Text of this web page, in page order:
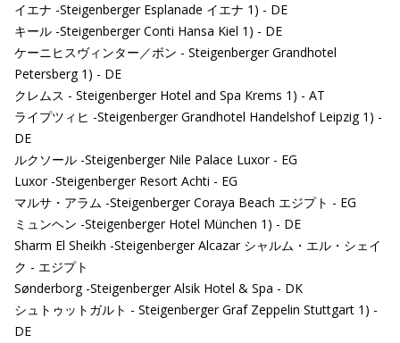
イエナ -Steigenberger Esplanade イエナ 1) - DE
キール -Steigenberger Conti Hansa Kiel 1) - DE
ケーニヒスヴィンター／ボン - Steigenberger Grandhotel
Petersberg 1) - DE
クレムス - Steigenberger Hotel and Spa Krems 1) - AT
ライプツィヒ -Steigenberger Grandhotel Handelshof Leipzig 1) -
DE
ルクソール -Steigenberger Nile Palace Luxor - EG
Luxor -Steigenberger Resort Achti - EG
マルサ・アラム -Steigenberger Coraya Beach エジプト - EG
ミュンヘン -Steigenberger Hotel München 1) - DE
Sharm El Sheikh -Steigenberger Alcazar シャルム・エル・シェイ
ク - エジプト
Sønderborg -Steigenberger Alsik Hotel & Spa - DK
シュトゥットガルト - Steigenberger Graf Zeppelin Stuttgart 1) -
DE